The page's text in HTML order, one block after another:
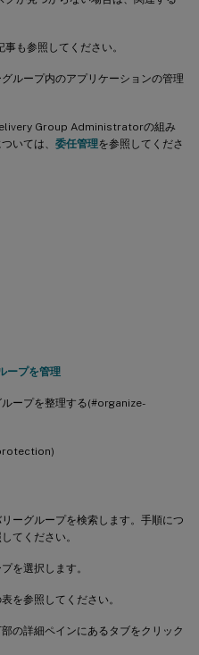
も参照してください。
ループ内のアプリケーションの管理
Group Administratorの組み
いては、 委任管理を参照してくださ
ープを管理
ープを整理する(#organize-
ーグループを検索します。手順につ
てください。
を選択します。
を参照してください。
の詳細ペインにあるタブをクリック